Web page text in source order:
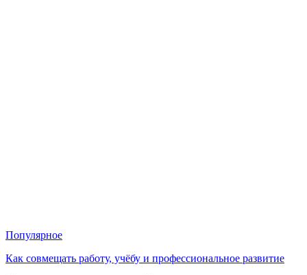
Популярное
Как совмещать работу, учёбу и профессиональное развитие